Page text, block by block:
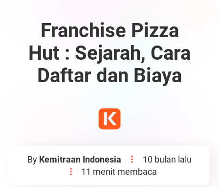
Franchise Pizza
Hut : Sejarah, Cara
Daftar dan Biaya
By Kemitraan Indonesia
10 bulan lalu
11 menit membaca